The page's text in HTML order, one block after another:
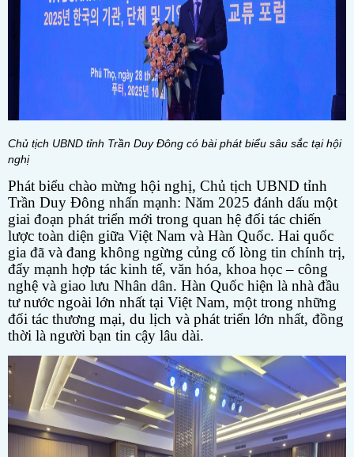
Chủ tịch UBND tỉnh Trần Duy Đông có bài phát biểu sâu sắc tại hội
nghị
Phát biểu chào mừng hội nghị, Chủ tịch UBND tỉnh
Trần Duy Đông nhấn mạnh: Năm 2025 đánh dấu một
giai đoạn phát triển mới trong quan hệ đối tác chiến
lược toàn diện giữa Việt Nam và Hàn Quốc. Hai quốc
gia đã và đang không ngừng củng cố lòng tin chính trị,
đẩy mạnh hợp tác kinh tế, văn hóa, khoa học – công
nghệ và giao lưu Nhân dân. Hàn Quốc hiện là nhà đầu
tư nước ngoài lớn nhất tại Việt Nam, một trong những
đối tác thương mại, du lịch và phát triển lớn nhất, đồng
thời là người bạn tin cậy lâu dài.